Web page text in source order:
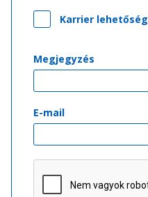
Karrier lehetőség
Megjegyzés
E-mail